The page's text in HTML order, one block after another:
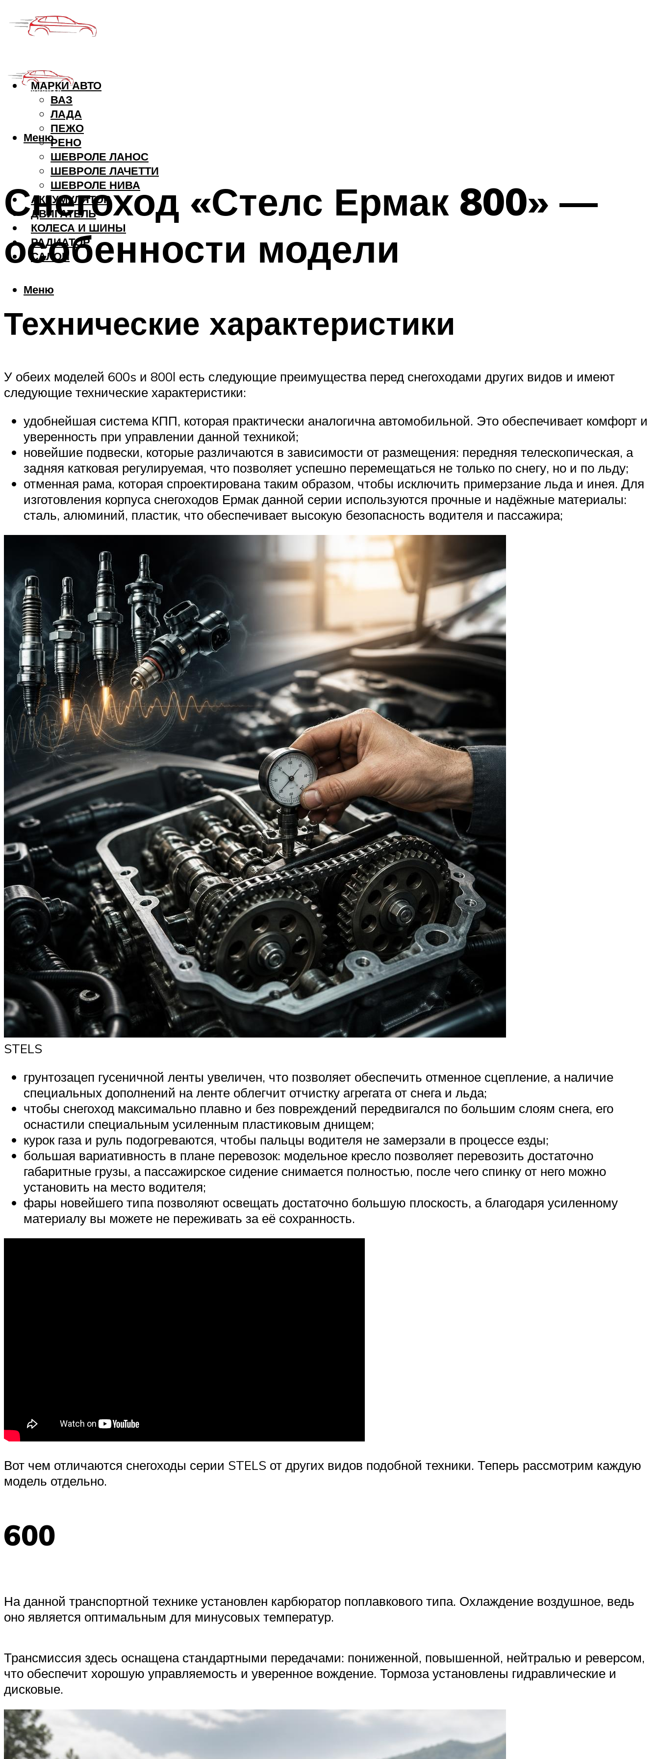
МАРКИ АВТО
ВАЗ
ЛАДА
ПЕЖО
РЕНО
ШЕВРОЛЕ ЛАНОС
ШЕВРОЛЕ ЛАЧЕТТИ
ШЕВРОЛЕ НИВА
АККУМУЛЯТОР
ДВИГАТЕЛЬ
КОЛЕСА И ШИНЫ
РАДИАТОР
САЛОН
Меню
Меню
Снегоход «Стелс Ермак 800» —
особенности модели
Технические характеристики
У обеих моделей 600s и 800l есть следующие преимущества перед снегоходами других видов и имеют
следующие технические характеристики:
удобнейшая система КПП, которая практически аналогична автомобильной. Это обеспечивает комфорт и
уверенность при управлении данной техникой;
новейшие подвески, которые различаются в зависимости от размещения: передняя телескопическая, а
задняя катковая регулируемая, что позволяет успешно перемещаться не только по снегу, но и по льду;
отменная рама, которая спроектирована таким образом, чтобы исключить примерзание льда и инея. Для
изготовления корпуса снегоходов Ермак данной серии используются прочные и надёжные материалы:
сталь, алюминий, пластик, что обеспечивает высокую безопасность водителя и пассажира;
STELS
грунтозацеп гусеничной ленты увеличен, что позволяет обеспечить отменное сцепление, а наличие
специальных дополнений на ленте облегчит отчистку агрегата от снега и льда;
чтобы снегоход максимально плавно и без повреждений передвигался по большим слоям снега, его
оснастили специальным усиленным пластиковым днищем;
курок газа и руль подогреваются, чтобы пальцы водителя не замерзали в процессе езды;
большая вариативность в плане перевозок: модельное кресло позволяет перевозить достаточно
габаритные грузы, а пассажирское сидение снимается полностью, после чего спинку от него можно
установить на место водителя;
фары новейшего типа позволяют освещать достаточно большую плоскость, а благодаря усиленному
материалу вы можете не переживать за её сохранность.
Вот чем отличаются снегоходы серии STELS от других видов подобной техники. Теперь рассмотрим каждую
модель отдельно.
600
На данной транспортной технике установлен карбюратор поплавкового типа. Охлаждение воздушное, ведь
оно является оптимальным для минусовых температур.
Трансмиссия здесь оснащена стандартными передачами: пониженной, повышенной, нейтралью и реверсом,
что обеспечит хорошую управляемость и уверенное вождение. Тормоза установлены гидравлические и
дисковые.